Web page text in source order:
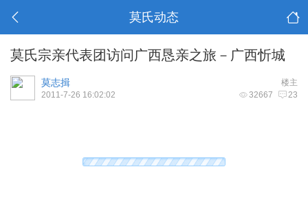
莫氏动态
莫氏宗亲代表团访问广西恳亲之旅－广西忻城
楼主
莫志揖
32667 23
2011-7-26 16:02:02